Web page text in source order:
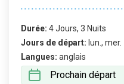
Durée: 4 Jours, 3 Nuits
Jours de départ: lun., mer.
Langues: anglais
Prochain départ